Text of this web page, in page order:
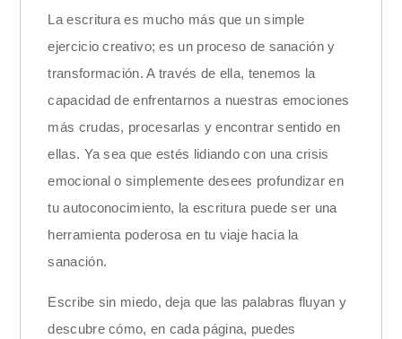
La escritura es mucho más que un simple
ejercicio creativo; es un proceso de sanación y
transformación. A través de ella, tenemos la
capacidad de enfrentarnos a nuestras emociones
más crudas, procesarlas y encontrar sentido en
ellas. Ya sea que estés lidiando con una crisis
emocional o simplemente desees profundizar en
tu autoconocimiento, la escritura puede ser una
herramienta poderosa en tu viaje hacia la
sanación.
Escribe sin miedo, deja que las palabras fluyan y
descubre cómo, en cada página, puedes